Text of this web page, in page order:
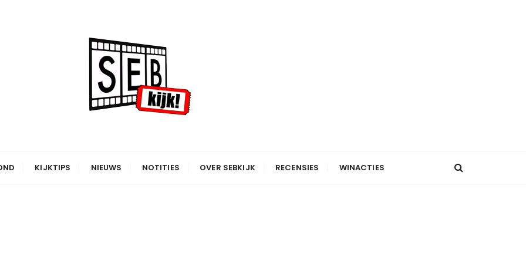
KIJKTIPS NIEUWS NOTITIES OVER SEBKIJK RECENSIES WINACTIES